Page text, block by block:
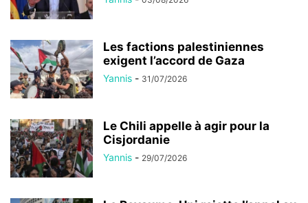
Les factions palestiniennes
exigent l’accord de Gaza
Yannis - 31/07/2026
Le Chili appelle à agir pour la
Cisjordanie
Yannis - 29/07/2026